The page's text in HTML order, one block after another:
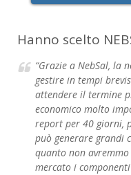
Hanno scelto
“Grazie a NebSal, la
gestire in tempi
attendere il termine
economico molto
report per 40 giorni,
può generare grandi
quanto non
mercato i